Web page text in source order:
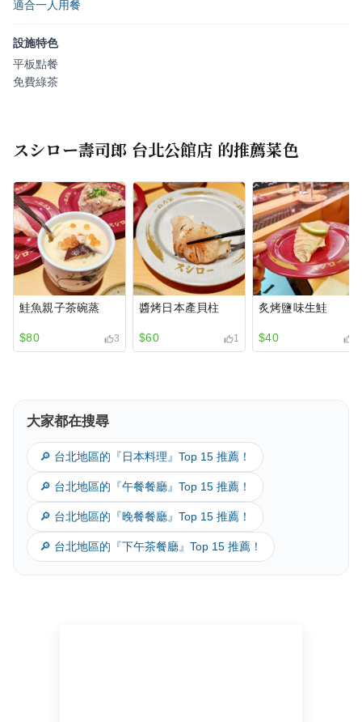
適合一人用餐
設施特色
平板點餐
免費綠茶
スシロー壽司郎 台北公館店 的推薦菜色
鮭魚親子茶碗蒸
$80 3
醬烤日本產貝柱
$60 1
炙烤鹽味生鮭
$40
大家都在搜尋
🔎 台北地區的『日本料理』Top 15 推薦！
🔎 台北地區的『午餐餐廳』Top 15 推薦！
🔎 台北地區的『晚餐餐廳』Top 15 推薦！
🔎 台北地區的『下午茶餐廳』Top 15 推薦！